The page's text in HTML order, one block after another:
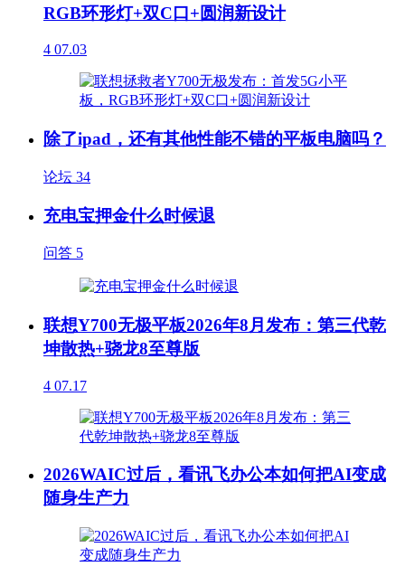
RGB环形灯+双C口+圆润新设计
4 07.03
除了ipad，还有其他性能不错的平板电脑吗？
论坛 34
充电宝押金什么时候退
问答 5
联想Y700无极平板2026年8月发布：第三代乾
坤散热+骁龙8至尊版
4 07.17
2026WAIC过后，看讯飞办公本如何把AI变成
随身生产力